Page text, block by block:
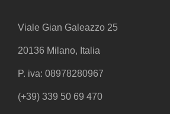
Viale Gian Galeazzo 25
20136 Milano, Italia
P. iva: 08978280967
(+39) 339 50 69 470